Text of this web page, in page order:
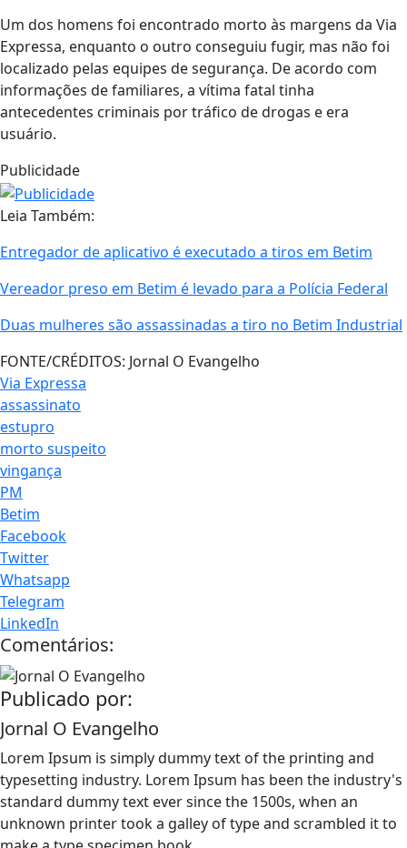
Um dos homens foi encontrado morto às margens da Via
Expressa, enquanto o outro conseguiu fugir, mas não foi
localizado pelas equipes de segurança. De acordo com
informações de familiares, a vítima fatal tinha
antecedentes criminais por tráfico de drogas e era
usuário.
Publicidade
Leia Também:
Entregador de aplicativo é executado a tiros em Betim
Vereador preso em Betim é levado para a Polícia Federal
Duas mulheres são assassinadas a tiro no Betim Industrial
FONTE/CRÉDITOS: Jornal O Evangelho
Via Expressa
assassinato
estupro
morto suspeito
vingança
PM
Betim
Facebook
Twitter
Whatsapp
Telegram
LinkedIn
Comentários:
Publicado por:
Jornal O Evangelho
Lorem Ipsum is simply dummy text of the printing and
typesetting industry. Lorem Ipsum has been the industry's
standard dummy text ever since the 1500s, when an
unknown printer took a galley of type and scrambled it to